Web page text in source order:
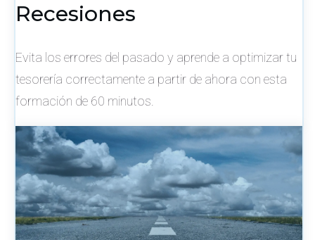
Recesiones
Evita los errores del pasado y aprende a optimizar tu
tesorería correctamente a partir de ahora con esta
formación de 60 minutos.